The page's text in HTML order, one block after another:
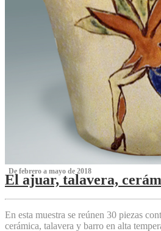
‌ De febrero a mayo de 2018
El ajuar, talavera,
‌
En esta muestra se reúnen 30 piezas
cerámica, talavera y barro en alta